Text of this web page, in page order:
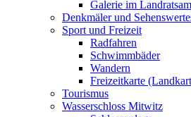
Galerie im
Denkmäler und
Sport und Freizeit
Radfahren
Schwimmbäder
Wandern
Freizeitkarte
Tourismus
Wasserschloss Mitwitz